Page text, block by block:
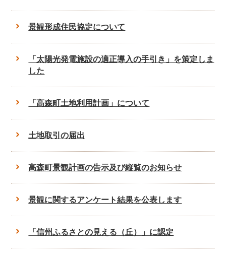
景観形成住民協定について
「太陽光発電施設の適正導入の手引き」を策定しま
した
「高森町土地利用計画」について
土地取引の届出
高森町景観計画の告示及び縦覧のお知らせ
景観に関するアンケート結果を公表します
「信州ふるさとの見える（丘）」に認定